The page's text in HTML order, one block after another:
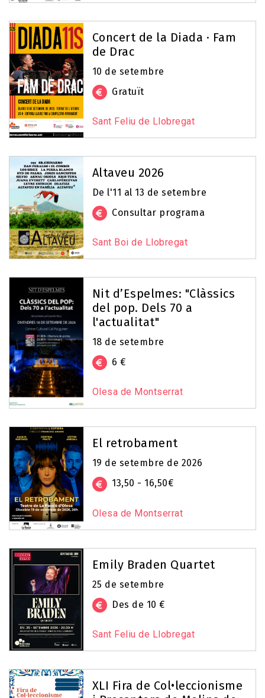
Concert de la Diada · Fam
de Drac
10 de setembre
Gratuït
Sant Feliu de Llobregat
Altaveu 2026
De l'11 al 13 de setembre
Consultar programa
Sant Boi de Llobregat
Nit d’Espelmes: "Clàssics
del pop. Dels 70 a
l'actualitat"
18 de setembre
6 €
Olesa de Montserrat
El retrobament
19 de setembre de 2026
13,50 - 16,50€
Olesa de Montserrat
Emily Braden Quartet
25 de setembre
Des de 10 €
Sant Feliu de Llobregat
XLI Fira de Col•leccionisme